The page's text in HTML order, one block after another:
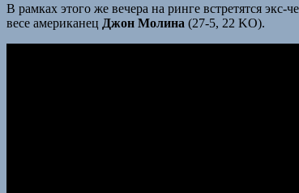
В рамках этого же вечера на ринге встретятся
весе американец Джон Молина (27-5, 22 KO).